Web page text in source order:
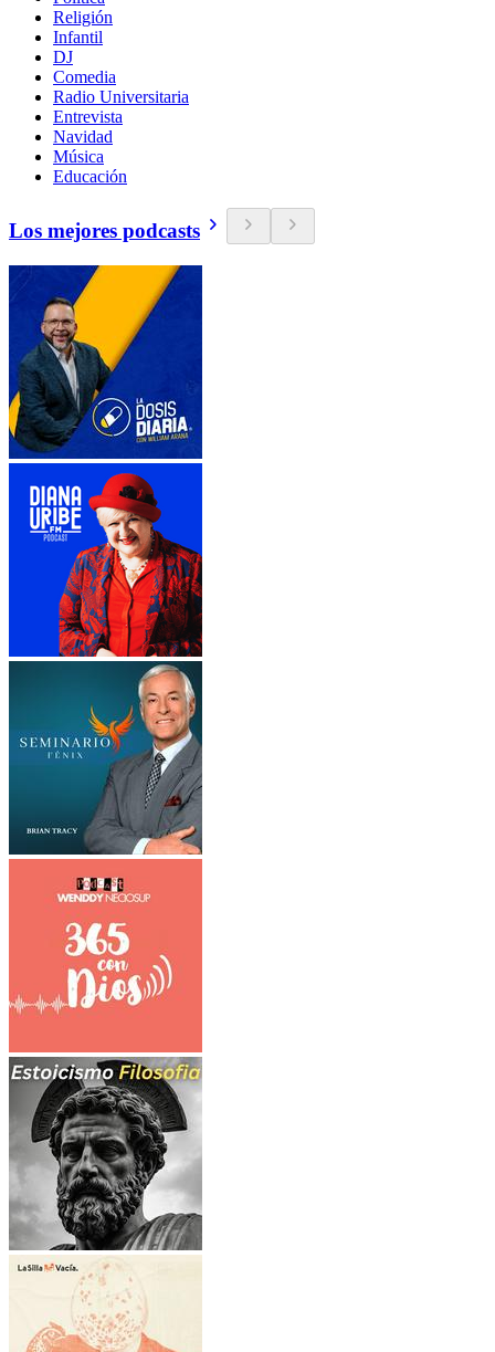
Religión
Infantil
DJ
Comedia
Radio Universitaria
Entrevista
Navidad
Música
Educación
Los mejores podcasts